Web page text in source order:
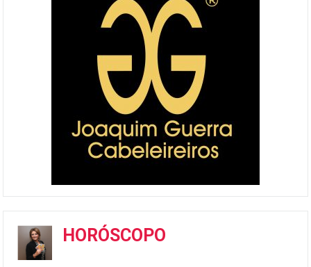
HORÓSCOPO